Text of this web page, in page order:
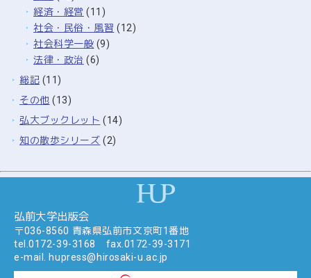
経済・経営 (11)
社会・民俗・風習 (12)
社会科学一般 (9)
法律・政治 (6)
総記 (11)
その他 (13)
弘大ブックレット (14)
知の散歩シリーズ (2)
弘前大学出版会
〒036-8560 青森県弘前市文京町1番地
tel.0172-39-3168
fax.0172-39-3171
e-mail. hupress@hirosaki-u.ac.jp